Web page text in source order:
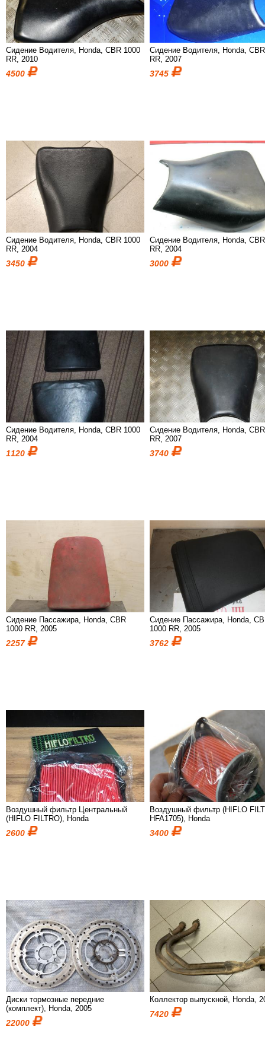
Сидение Водителя, Honda, CBR 1000
RR, 2010
4500
Сидение Водителя, Honda,
RR, 2007
3745
Сидение Водителя, Honda, CBR 1000
RR, 2004
3450
Сидение Водителя, Honda,
RR, 2004
3000
Сидение Водителя, Honda, CBR 1000
RR, 2004
1120
Сидение Водителя, Honda,
RR, 2007
3740
Сидение Пассажира, Honda, CBR
1000 RR, 2005
2257
Сидение Пассажира, Honda,
1000 RR, 2005
3762
Воздушный фильтр Центральный
(HIFLO FILTRO), Honda
2600
Воздушный фильтр (HIFLO
HFA1705), Honda
3400
Диски тормозные передние
(комплект), Honda, 2005
22000
Коллектор выпускной, Honda,
7420